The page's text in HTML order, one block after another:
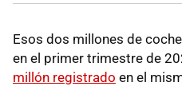
Esos dos millones de
en el primer trimestre de
millón registrado en el